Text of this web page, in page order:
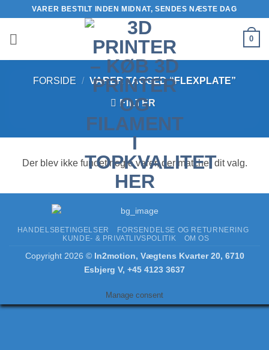
indhold
VARER BESTILT INDEN MIDNAT, SENDES NÆSTE DAG
0
FORSIDE / VARER TAGGED “FLEXPLATE”
FILTER
Der blev ikke fundet nogle varer, der matcher dit valg.
HANDELSBETINGELSER
FORSENDELSE OG RETURNERING
KUNDE- & PRIVATLIVSPOLITIK
OM OS
Copyright 2026 © In2motion, Vægtens Kvarter 20, 6710
Esbjerg V, +45 4123 3637
Manage consent